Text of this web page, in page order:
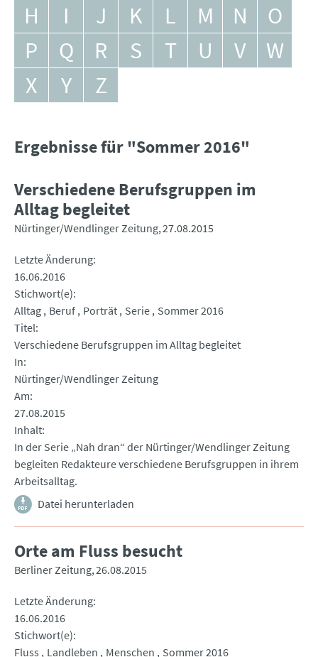
H
I J K L M N
O
P
Q R S T U V
W
X
Y Z
Ergebnisse für "Sommer 2016"
Verschiedene Berufsgruppen im
Alltag begleitet
Nürtinger/Wendlinger Zeitung 27.08.2015
Letzte Änderung
16.06.2016
Stichwort(e)
Alltag Beruf Porträt Serie Sommer 2016
Titel
Verschiedene Berufsgruppen im Alltag begleitet
In
Nürtinger/Wendlinger Zeitung
Am
27.08.2015
Inhalt
In der Serie „Nah dran“ der Nürtinger/Wendlinger Zeitung
begleiten Redakteure verschiedene Berufsgruppen in ihrem
Arbeitsalltag.
Datei herunterladen
Orte am Fluss besucht
Berliner Zeitung 26.08.2015
Letzte Änderung
16.06.2016
Stichwort(e)
Fluss
Landleben Menschen
Sommer 2016